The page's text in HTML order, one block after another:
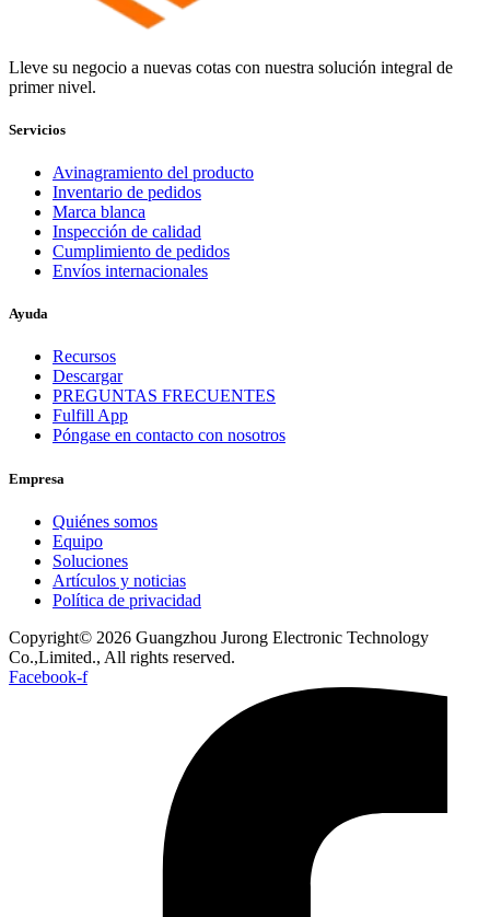
Lleve su negocio a nuevas cotas con nuestra solución integral de
primer nivel.
Servicios
Avinagramiento del producto
Inventario de pedidos
Marca blanca
Inspección de calidad
Cumplimiento de pedidos
Envíos internacionales
Ayuda
Recursos
Descargar
PREGUNTAS FRECUENTES
Fulfill App
Póngase en contacto con nosotros
Empresa
Quiénes somos
Equipo
Soluciones
Artículos y noticias
Política de privacidad
Copyright© 2026 Guangzhou Jurong Electronic Technology
Co.,Limited., All rights reserved.
Facebook-f